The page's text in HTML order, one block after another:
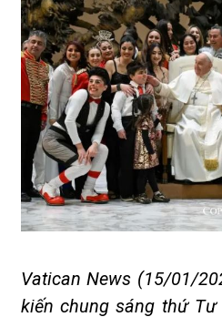
Vatican News (15/01/
kiến chung sáng thứ